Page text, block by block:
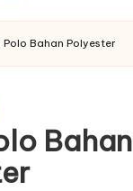
Polo Bahan Polyester
Bahan